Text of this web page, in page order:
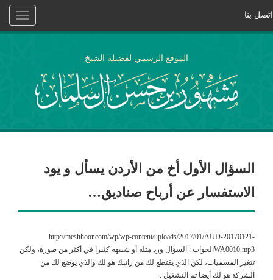
Toggle
اتصل بنا
الموقع الرسمي لفضيلة الشيخ
السؤال الأول أخ من الأردن يسأل و يود
الاستفسار عن أرباح صناديق…
http://meshhoor.com/wp/wp-content/uploads/2017/01/AUD-20170121-
WA0010.mp3الجواب : السؤال ورد مثله أو شبيهه كثيرا في أكثر من صورة، ولكن
تتغير المسميات، لكن الذي يقتطع لك من راتبك هو لك والذي يوضع لك من
الشركة هو لك أيضا ثم التشغيل .